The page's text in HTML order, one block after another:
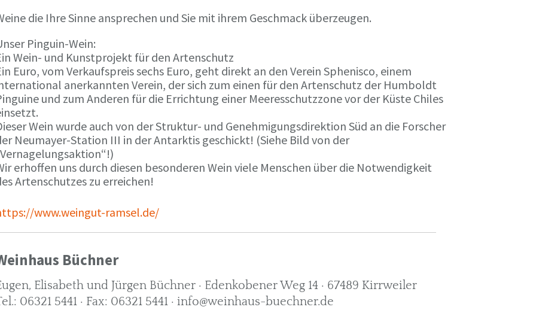
die Ihre Sinne ansprechen und Sie mit ihrem Geschmack überzeugen.
Pinguin-Wein:
Wein- und Kunstprojekt für den Artenschutz
Euro, vom Verkaufspreis sechs Euro, geht direkt an den Verein Sphenisco, einem
anerkannten Verein, der sich zum einen für den Artenschutz der Humboldt
und zum Anderen für die Errichtung einer Meeresschutzzone vor der Küste Chiles
Wein wurde auch von der Struktur- und Genehmigungsdirektion Süd an die Forscher
Neumayer-Station III in der Antarktis geschickt! (Siehe Bild von der
erhoffen uns durch diesen besonderen Wein viele Menschen über die Notwendigkeit
Artenschutzes zu erreichen!
www.weingut-ramsel.de/
Büchner
Elisabeth und Jürgen Büchner · Edenkobener Weg 14 · 67489 Kirrweiler
06321 5441 · Fax: 06321 5441 · info@weinhaus-buechner.de